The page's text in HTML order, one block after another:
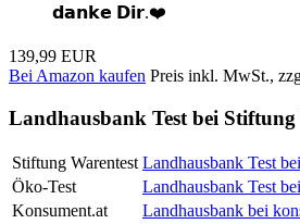
𝗱𝗮𝗻𝗸𝗲 𝗗𝗶𝗿.❤️
139,99 EUR
Bei Amazon kaufen Preis inkl. MwSt.,
Landhausbank Test bei
Stiftung Warentest Landhausbank Test
Öko-Test
Landhausbank Test
Konsument.at
Landhausbank bei